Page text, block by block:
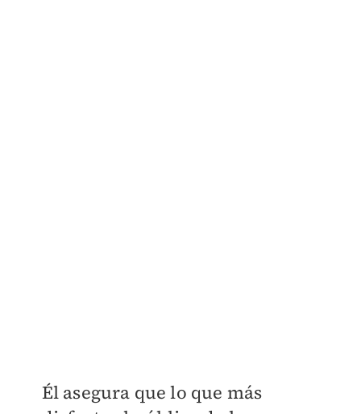
Él asegura que lo que más